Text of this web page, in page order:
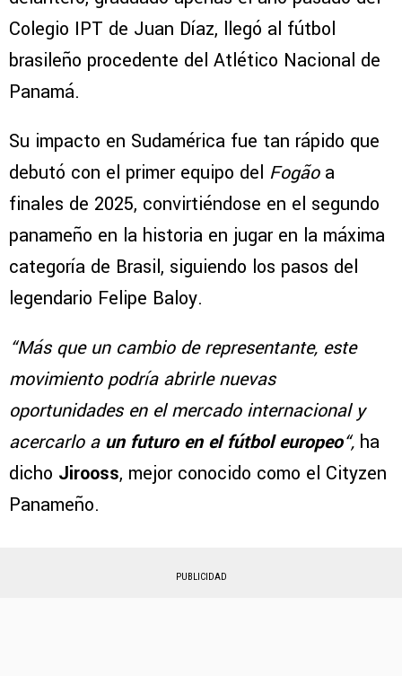
Colegio IPT de Juan Díaz, llegó al fútbol
brasileño procedente del Atlético Nacional de
Panamá.
Su impacto en Sudamérica fue tan rápido que
debutó con el primer equipo del Fogãoa
finales de 2025, convirtiéndose en el segundo
panameño en la historia en jugar en la máxima
categoría de Brasil, siguiendo los pasos del
legendario Felipe Baloy.
“Más que un cambio de representante, este
movimiento podría abrirle nuevas
oportunidades en el mercado internacional y
acercarlo a un futuro en el fútbol europeo“, ha
dicho Jirooss, mejor conocido como el Cityzen
Panameño.
PUBLICIDAD